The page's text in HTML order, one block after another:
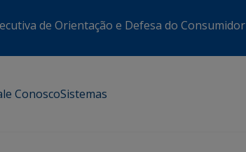
de Orientação e Defesa do Consumidor
ConoscoSistemas